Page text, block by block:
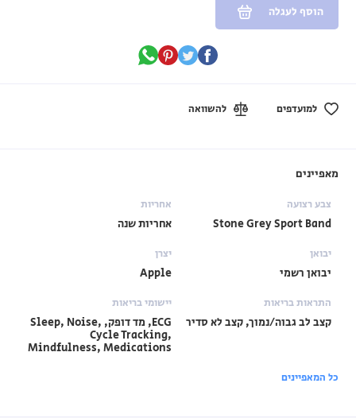
הוסף לעגלה
למועדפים להשוואה
מאפיינים
צבע רצועה
Stone Grey Sport Band
אחריות
אחריות שנה
יבואן
יבואן רשמי
יצרן
Apple
התראות בריאות
קצב לב גבוה/נמוך, קצב לא סדיר
יישומי בריאות
ECG, מד דופק, Sleep, Noise,
Cycle Tracking,
Mindfulness, Medications
כל המאפיינים